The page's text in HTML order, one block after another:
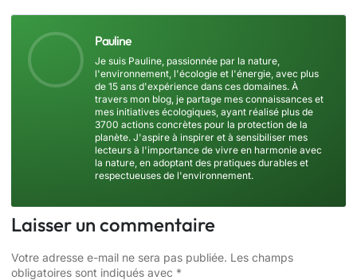
Pauline
Je suis Pauline, passionnée par la nature,
l'environnement, l'écologie et l'énergie, avec plus
de 15 ans d'expérience dans ces domaines. À
travers mon blog, je partage mes connaissances et
mes initiatives écologiques, ayant réalisé plus de
3700 actions concrètes pour la protection de la
planète. J'aspire à inspirer et à sensibiliser mes
lecteurs à l'importance de vivre en harmonie avec
la nature, en adoptant des pratiques durables et
respectueuses de l'environnement.
Laisser un commentaire
Votre adresse e-mail ne sera pas publiée. Les champs
obligatoires sont indiqués avec *